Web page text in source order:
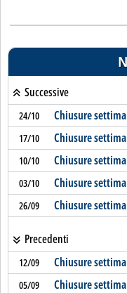
Successive
24/10 Chiusure
17/10 Chiusure
10/10 Chiusure
03/10 Chiusure
26/09 Chiusure
Precedenti
12/09 Chiusure
05/09 Chiusure